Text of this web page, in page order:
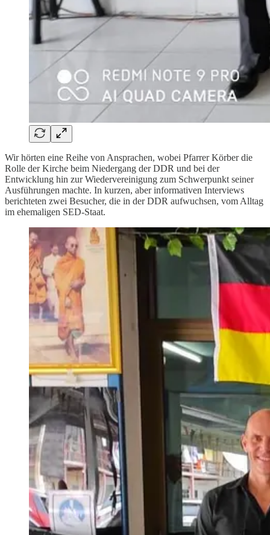
Wir hörten eine Reihe von Ansprachen, wobei Pfarrer Körber die
Rolle der Kirche beim Niedergang der DDR und bei der
Entwicklung hin zur Wiedervereinigung zum Schwerpunkt seiner
Ausführungen machte. In kurzen, aber informativen Interviews
berichteten zwei Besucher, die in der DDR aufwuchsen, vom Alltag
im ehemaligen SED-Staat.